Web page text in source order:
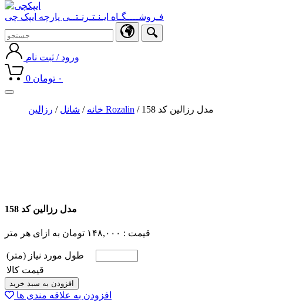
فـروشــــگـاه ایـنـتـرنـتــی پارچه ایپک چی
ورود / ثبت نام
0 ۰ تومان
Toggle
navigation
خانه / شانل / رزالین Rozalin / مدل رزالین کد 158
مدل رزالین کد 158
قیمت : ۱۴۸,۰۰۰ تومان به ازای هر متر
طول مورد نیاز (متر)
قیمت کالا
افزودن به سبد خرید
افزودن به علاقه مندی ها